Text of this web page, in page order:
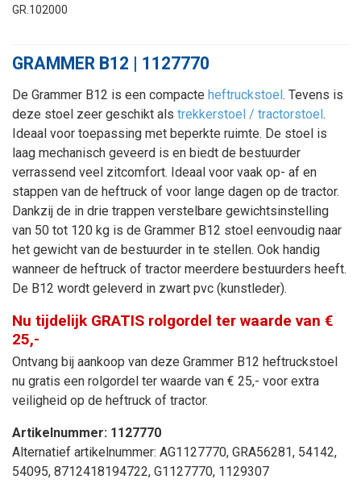
GR.102000
GRAMMER B12 | 1127770
De Grammer B12 is een compacte heftruckstoel. Tevens is
deze stoel zeer geschikt als trekkerstoel / tractorstoel.
Ideaal voor toepassing met beperkte ruimte. De stoel is
laag mechanisch geveerd is en biedt de bestuurder
verrassend veel zitcomfort. Ideaal voor vaak op- af en
stappen van de heftruck of voor lange dagen op de tractor.
Dankzij de in drie trappen verstelbare gewichtsinstelling
van 50 tot 120 kg is de Grammer B12 stoel eenvoudig naar
het gewicht van de bestuurder in te stellen. Ook handig
wanneer de heftruck of tractor meerdere bestuurders heeft.
De B12 wordt geleverd in zwart pvc (kunstleder).
Nu tijdelijk GRATIS rolgordel ter waarde van €
25,-
Ontvang bij aankoop van deze Grammer B12 heftruckstoel
nu gratis een rolgordel ter waarde van € 25,- voor extra
veiligheid op de heftruck of tractor.
Artikelnummer: 1127770
Alternatief artikelnummer: AG1127770, GRA56281, 54142,
54095, 8712418194722, G1127770, 1129307